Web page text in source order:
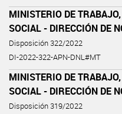
MINISTERIO DE
SOCIAL - DIRECCIÓN DE
Disposición 322/2022
DI-2022-322-APN-DNL#MT
MINISTERIO DE
SOCIAL - DIRECCIÓN DE
Disposición 319/2022